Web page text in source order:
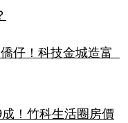
仔！科技金城造富
！竹科生活圈房價